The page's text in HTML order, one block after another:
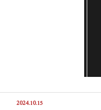
2024.10.15